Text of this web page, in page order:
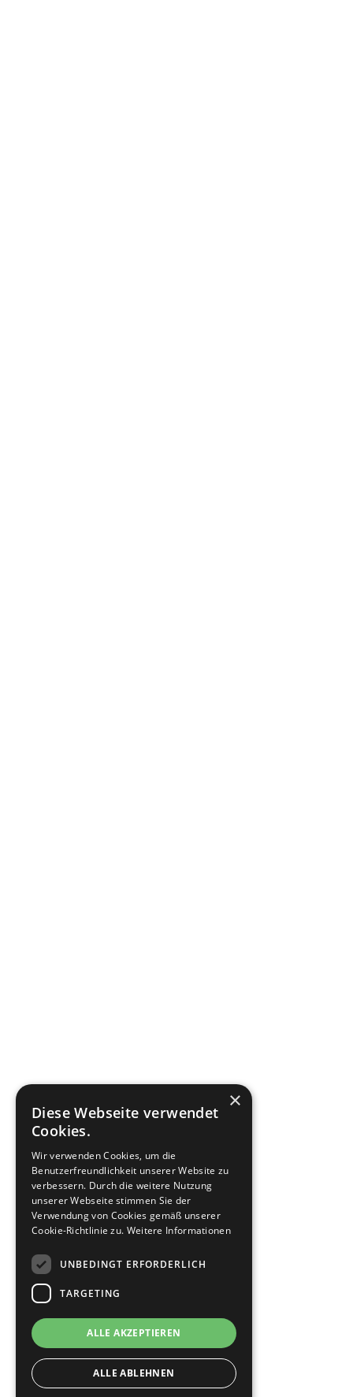
×
Diese Webseite verwendet
Cookies.
Wir verwenden Cookies, um die
Benutzerfreundlichkeit unserer Website zu
verbessern. Durch die weitere Nutzung
unserer Webseite stimmen Sie der
Verwendung von Cookies gemäß unserer
Cookie-Richtlinie zu. Weitere Informationen
UNBEDINGT ERFORDERLICH
TARGETING
ALLE AKZEPTIEREN
ALLE ABLEHNEN